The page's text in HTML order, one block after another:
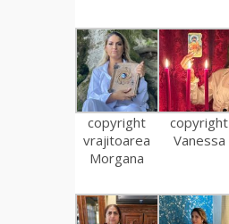
copyright
vrajitoarea
Morgana
copyright
Vanessa